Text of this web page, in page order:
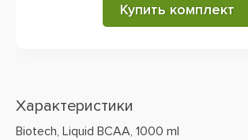
Купить комплект
Характеристики
Biotech, Liquid BCAA, 1000 ml